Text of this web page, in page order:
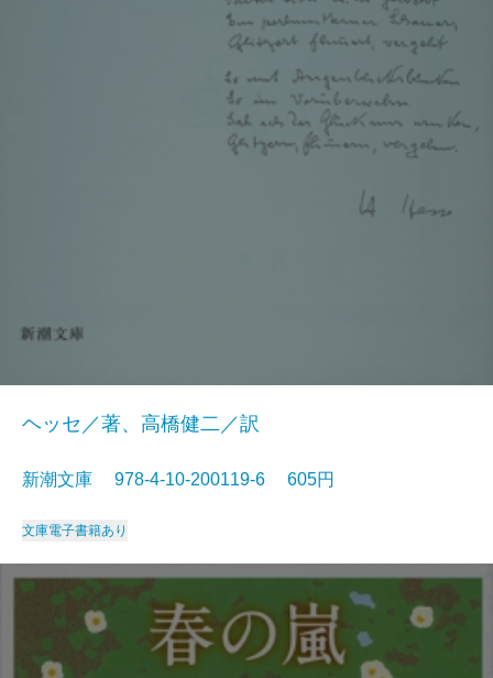
ヘッセ／著、高橋健二／訳
新潮文庫 978-4-10-200119-6 605円
文庫電子書籍あり